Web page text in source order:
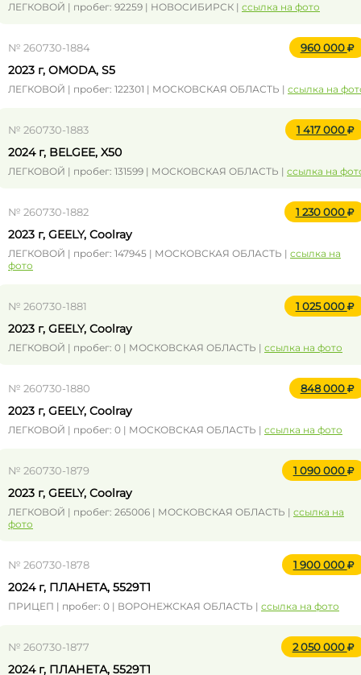
ЛЕГКОВОЙ | пробег: 92259 | НОВОСИБИРСК | ссылка на фото
№ 260730-1884 960 000
2023 г, OMODA, S5
ЛЕГКОВОЙ | пробег: 122301 | МОСКОВСКАЯ ОБЛАСТЬ | ссылка на
№ 260730-1883 1 417 000
2024 г, BELGEE, X50
ЛЕГКОВОЙ | пробег: 131599 | МОСКОВСКАЯ ОБЛАСТЬ | ссылка на
№ 260730-1882 1 230 000
2023 г, GEELY, Coolray
ЛЕГКОВОЙ | пробег: 147945 | МОСКОВСКАЯ ОБЛАСТЬ | ссылка на
фото
№ 260730-1881 1 025 000
2023 г, GEELY, Coolray
ЛЕГКОВОЙ | пробег: 0 | МОСКОВСКАЯ ОБЛАСТЬ | ссылка на фото
№ 260730-1880 848 000
2023 г, GEELY, Coolray
ЛЕГКОВОЙ | пробег: 0 | МОСКОВСКАЯ ОБЛАСТЬ | ссылка на фото
№ 260730-1879 1 090 000
2023 г, GEELY, Coolray
ЛЕГКОВОЙ | пробег: 265006 | МОСКОВСКАЯ ОБЛАСТЬ | ссылка на
фото
№ 260730-1878 1 900 000
2024 г, ПЛАНЕТА, 5529Т1
ПРИЦЕП | пробег: 0 | ВОРОНЕЖСКАЯ ОБЛАСТЬ | ссылка на фото
№ 260730-1877 2 050 000
2024 г, ПЛАНЕТА, 5529Т1